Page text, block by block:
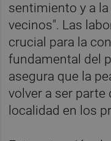
sentimiento y a
vecinos". Las
crucial para la
fundamental del
asegura que la
volver a ser parte
localidad en los